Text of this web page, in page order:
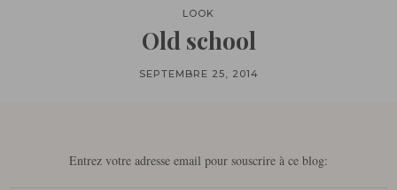
LOOK
Old school
SEPTEMBRE 25, 2014
Entrez votre adresse email pour souscrire à ce blog: